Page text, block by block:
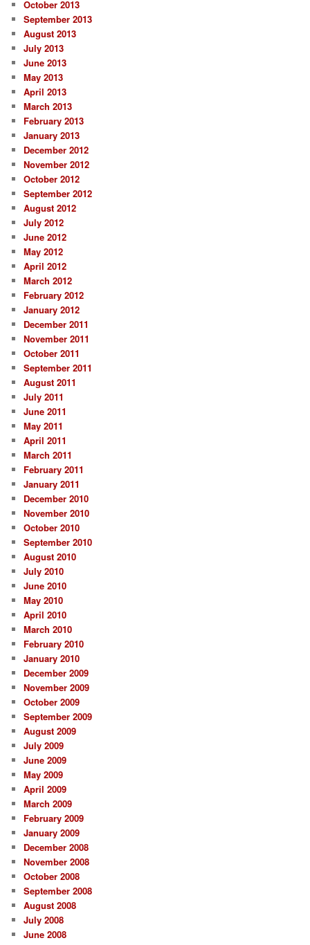
October 2013
September 2013
August 2013
July 2013
June 2013
May 2013
April 2013
March 2013
February 2013
January 2013
December 2012
November 2012
October 2012
September 2012
August 2012
July 2012
June 2012
May 2012
April 2012
March 2012
February 2012
January 2012
December 2011
November 2011
October 2011
September 2011
August 2011
July 2011
June 2011
May 2011
April 2011
March 2011
February 2011
January 2011
December 2010
November 2010
October 2010
September 2010
August 2010
July 2010
June 2010
May 2010
April 2010
March 2010
February 2010
January 2010
December 2009
November 2009
October 2009
September 2009
August 2009
July 2009
June 2009
May 2009
April 2009
March 2009
February 2009
January 2009
December 2008
November 2008
October 2008
September 2008
August 2008
July 2008
June 2008